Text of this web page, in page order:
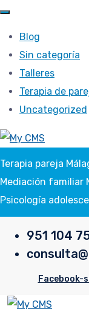
Blog
Sin categoría
Talleres
Terapia de
Uncategorized
Terapia pareja
Mediación familiar
Psicología
951 104
Facebook-